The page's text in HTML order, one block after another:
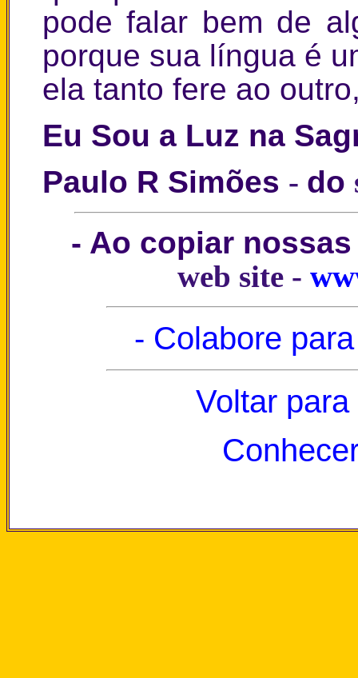
pode falar bem de
porque sua língua é
ela tanto fere ao
Eu Sou a Luz na
Paulo R Simões - do
- Ao copiar
web site -
- Colabore
Voltar